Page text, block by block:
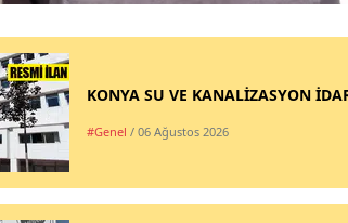
KONYA SU VE KANALİZASYON
#Genel / 06 Ağustos 2026